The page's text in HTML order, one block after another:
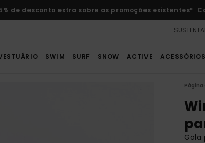
de desconto extra sobre as promoções existentes*
SWIM SURF SNOW ACTIVE ACESSÓRIOS
Página
Gola